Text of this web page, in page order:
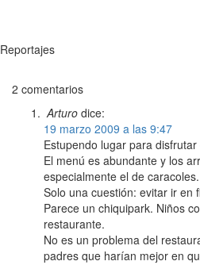
Reportajes
2 comentarios
Arturo dice:
19 marzo 2009 a las 9:47
Estupendo lugar para
El menú es abundante y los
especialmente el de caracoles.
Solo una cuestión: evitar ir en
Parece un chiquipark. Niños
restaurante.
No es un problema del
padres que harían mejor en